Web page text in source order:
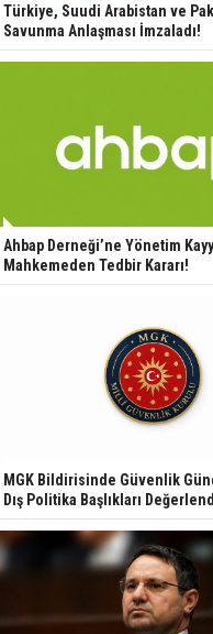
Türkiye, Suudi Arabistan ve
Savunma Anlaşması İmzaladı!
Ahbap Derneği’ne Yönetim
Mahkemeden Tedbir Kararı!
MGK Bildirisinde Güvenlik
Dış Politika Başlıkları